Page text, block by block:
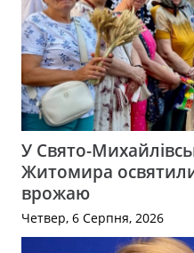
У Свято-
Житомира
врожаю
Четвер, 6 Серпня, 2026